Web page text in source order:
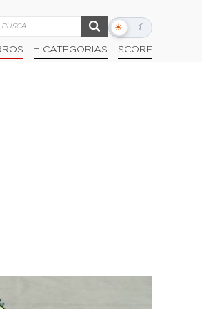
☀ ☾
Alternar
escuro
+ CATEGORIAS SCORE